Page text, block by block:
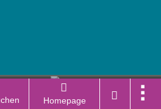
Homepage
in Germany